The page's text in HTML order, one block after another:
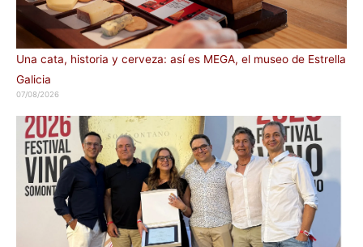
Una cata, historia y cerveza: así es MEGA, el museo de Estrella
Galicia
07/08/2026